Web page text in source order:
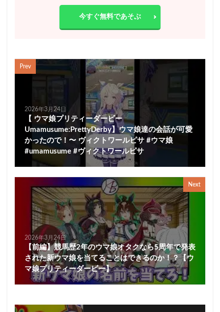
今すぐ無料であそぶ
Prev
2026年3月24日
【 ウマ娘プリティーダービー
Umamusume:PrettyDerby】ウマ娘達の会話が可愛
かったので！〜 ヴィクトワールピサ #ウマ娘
#umamusume #ヴィクトワールピサ
Next
2026年3月24日
【前編】競馬歴2年のウマ娘オタクなら5周年で発表
された新ウマ娘を当てることはできるのか！？【ウ
マ娘プリティーダービー】